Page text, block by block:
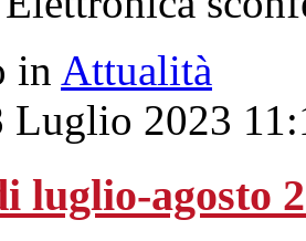
in Attualità
Luglio 2023
luglio-agosto